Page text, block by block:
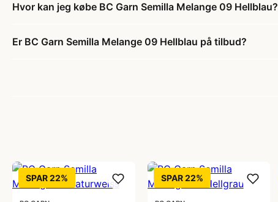
Hvor kan jeg købe BC Garn Semilla Melange 09 Hellblau?
Er BC Garn Semilla Melange 09 Hellblau på tilbud?
SPAR 22% SPAR 22%